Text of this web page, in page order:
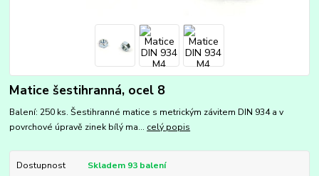
Matice šestihranná, ocel 8
Balení: 250 ks. Šestihranné matice s metrickým závitem DIN 934 a v
povrchové úpravě zinek bílý ma... celý popis
Dostupnost
Skladem 93 balení